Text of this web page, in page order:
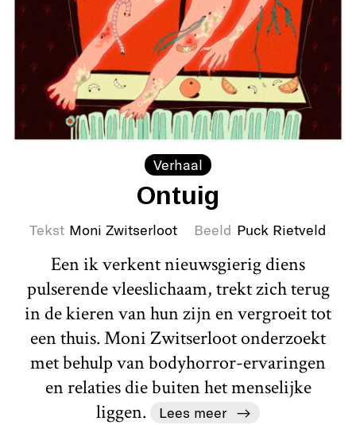
Verhaal
Ontuig
Tekst Moni Zwitserloot Beeld Puck Rietveld
Een ik verkent nieuwsgierig diens
pulserende vleeslichaam, trekt zich terug
in de kieren van hun zijn en vergroeit tot
een thuis. Moni Zwitserloot onderzoekt
met behulp van bodyhorror-ervaringen
en relaties die buiten het menselijke
liggen.
Lees meer